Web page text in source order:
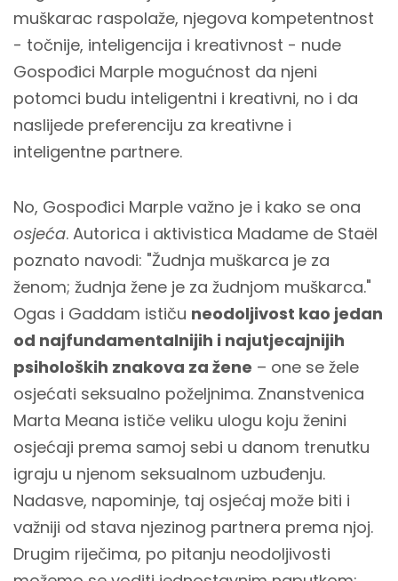
muškarac raspolaže, njegova kompetentnost
- točnije, inteligencija i kreativnost - nude
Gospođici Marple mogućnost da njeni
potomci budu inteligentni i kreativni, no i da
naslijede preferenciju za kreativne i
inteligentne partnere.
No, Gospođici Marple važno je i kako se ona
osjeća. Autorica i aktivistica Madame de Staël
poznato navodi: "Žudnja muškarca je za
ženom; žudnja žene je za žudnjom muškarca."
Ogas i Gaddam ističu neodoljivost kao jedan
od najfundamentalnijih i najutjecajnijih
psiholoških znakova za žene – one se žele
osjećati seksualno poželjnima. Znanstvenica
Marta Meana ističe veliku ulogu koju ženini
osjećaji prema samoj sebi u danom trenutku
igraju u njenom seksualnom uzbuđenju.
Nadasve, napominje, taj osjećaj može biti i
važniji od stava njezinog partnera prema njoj.
Drugim riječima, po pitanju neodoljivosti